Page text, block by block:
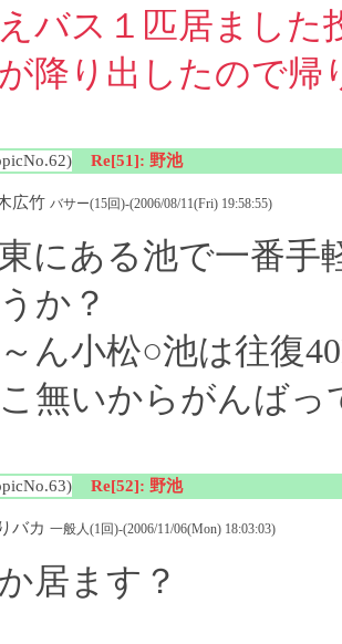
バス１匹居まし
降り出したので帰
Re[51]: 野池
広竹 バサー(15回)-(2006/08/11(Fri) 19:58:55)
にある池で一番手
か？
ん小松○池は往復
無いからがんば
Re[52]: 野池
バカ 一般人(1回)-(2006/11/06(Mon) 18:03:03)
居ます？